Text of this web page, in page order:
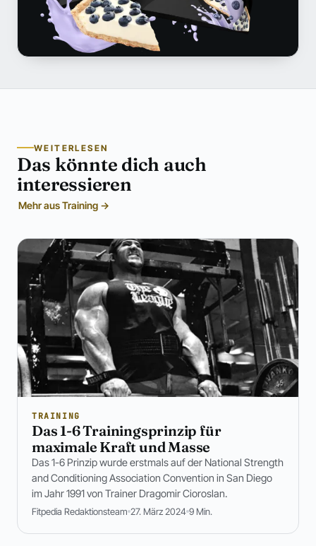
WEITERLESEN
Das könnte dich auch
interessieren
Mehr aus Training →
TRAINING
Das 1-6 Trainingsprinzip für
maximale Kraft und Masse
Das 1-6 Prinzip wurde erstmals auf der National Strength
and Conditioning Association Convention in San Diego
im Jahr 1991 von Trainer Dragomir Cioroslan.
Fitpedia Redaktionsteam 27. März 2024 9 Min.